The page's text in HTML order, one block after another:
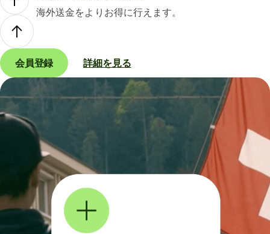
海外送金をよりお得に行えます。
会員登録 詳細を見る